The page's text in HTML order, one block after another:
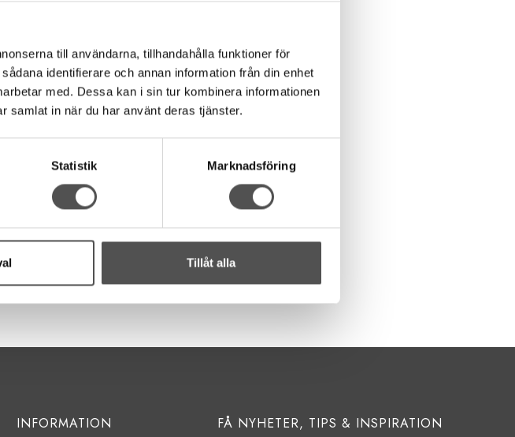
till användarna, tillhandahålla funktioner för
identifierare och annan information från din enhet
med. Dessa kan i sin tur kombinera informationen
samlat in när du har använt deras tjänster.
Statistik Marknadsföring
Tillåt alla
miljövänligt val av sytråd.
INFORMATION
FÅ NYHETER, TIPS & INSPIRATION